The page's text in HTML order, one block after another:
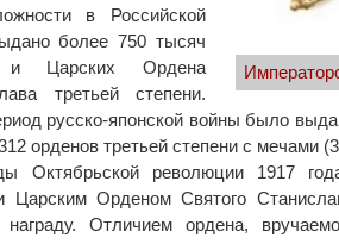
в Российской
более 750 тысяч
и Царских Ордена
третьей степени.
русско-японской войны было
орденов третьей степени с мечами
Октябрьской революции 1917
Царским Орденом Святого
награду. Отличием ордена,